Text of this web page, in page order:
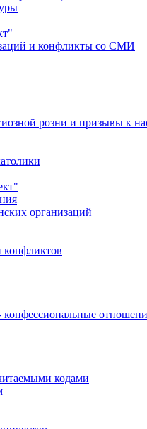
и конфликты со СМИ
розни и призывы к
организаций
конфликтов
конфессиональные
кодами